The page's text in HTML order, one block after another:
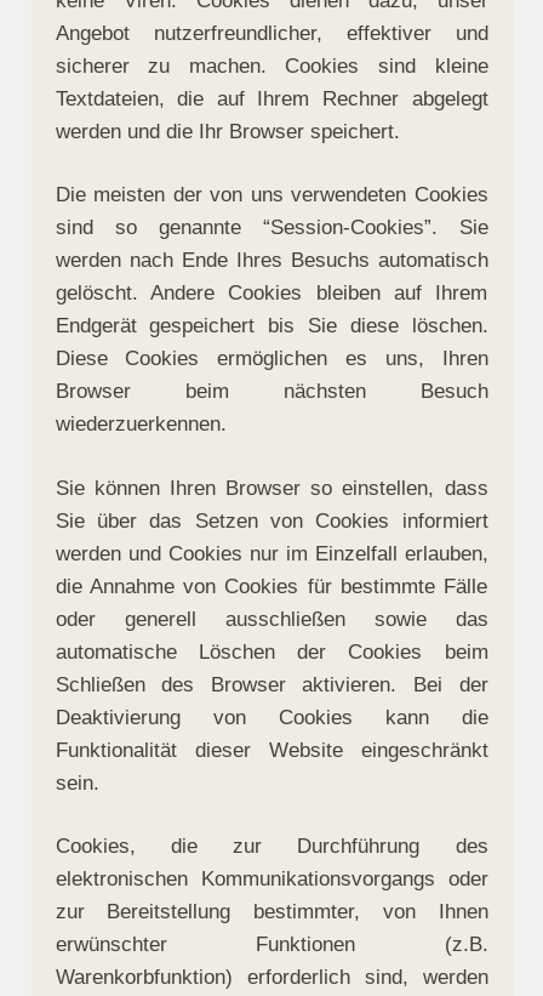
Angebot nutzerfreundlicher, effektiver und
sicherer zu machen. Cookies sind kleine
Textdateien, die auf Ihrem Rechner abgelegt
werden und die Ihr Browser speichert.
Die meisten der von uns verwendeten Cookies
sind so genannte “Session-Cookies”. Sie
werden nach Ende Ihres Besuchs automatisch
gelöscht. Andere Cookies bleiben auf Ihrem
Endgerät gespeichert bis Sie diese löschen.
Diese Cookies ermöglichen es uns, Ihren
Browser beim nächsten Besuch
wiederzuerkennen.
Sie können Ihren Browser so einstellen, dass
Sie über das Setzen von Cookies informiert
werden und Cookies nur im Einzelfall erlauben,
die Annahme von Cookies für bestimmte Fälle
oder generell ausschließen sowie das
automatische Löschen der Cookies beim
Schließen des Browser aktivieren. Bei der
Deaktivierung von Cookies kann die
Funktionalität dieser Website eingeschränkt
sein.
Cookies, die zur Durchführung des
elektronischen Kommunikationsvorgangs oder
zur Bereitstellung bestimmter, von Ihnen
erwünschter Funktionen (z.B.
Warenkorbfunktion) erforderlich sind, werden